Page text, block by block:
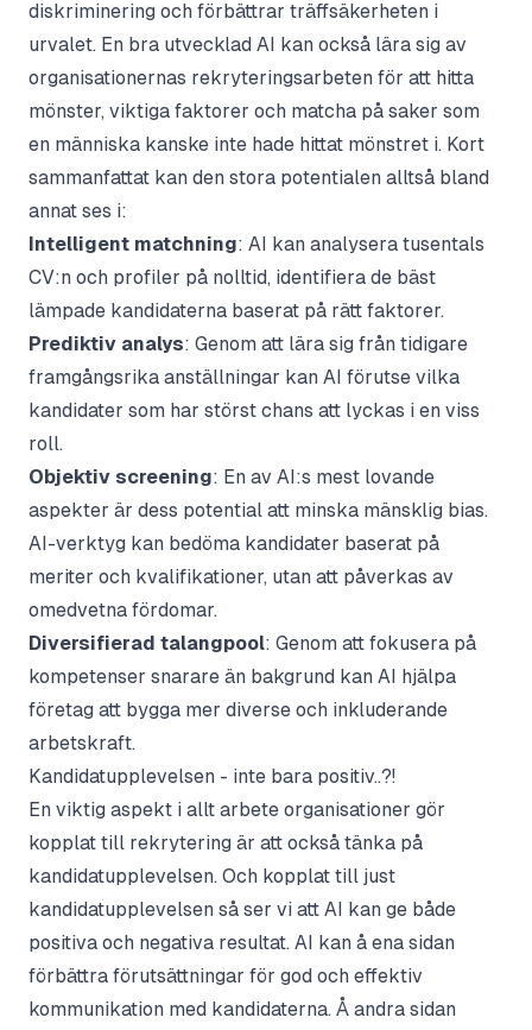
diskriminering och förbättrar träffsäkerheten i
urvalet. En bra utvecklad AI kan också lära sig av
organisationernas rekryteringsarbeten för att hitta
mönster, viktiga faktorer och matcha på saker som
en människa kanske inte hade hittat mönstret i. Kort
sammanfattat kan den stora potentialen alltså bland
annat ses i:
Intelligent matchning: AI kan analysera tusentals
CV:n och profiler på nolltid, identifiera de bäst
lämpade kandidaterna baserat på rätt faktorer.
Prediktiv analys: Genom att lära sig från tidigare
framgångsrika anställningar kan AI förutse vilka
kandidater som har störst chans att lyckas i en viss
roll.
Objektiv screening: En av AI:s mest lovande
aspekter är dess potential att minska mänsklig bias.
AI-verktyg kan bedöma kandidater baserat på
meriter och kvalifikationer, utan att påverkas av
omedvetna fördomar.
Diversifierad talangpool: Genom att fokusera på
kompetenser snarare än bakgrund kan AI hjälpa
företag att bygga mer diverse och inkluderande
arbetskraft.
Kandidatupplevelsen - inte bara positiv..?!
En viktig aspekt i allt arbete organisationer gör
kopplat till rekrytering är att också tänka på
kandidatupplevelsen. Och kopplat till just
kandidatupplevelsen så ser vi att AI kan ge både
positiva och negativa resultat. AI kan å ena sidan
förbättra förutsättningar för god och effektiv
kommunikation med kandidaterna. Å andra sidan